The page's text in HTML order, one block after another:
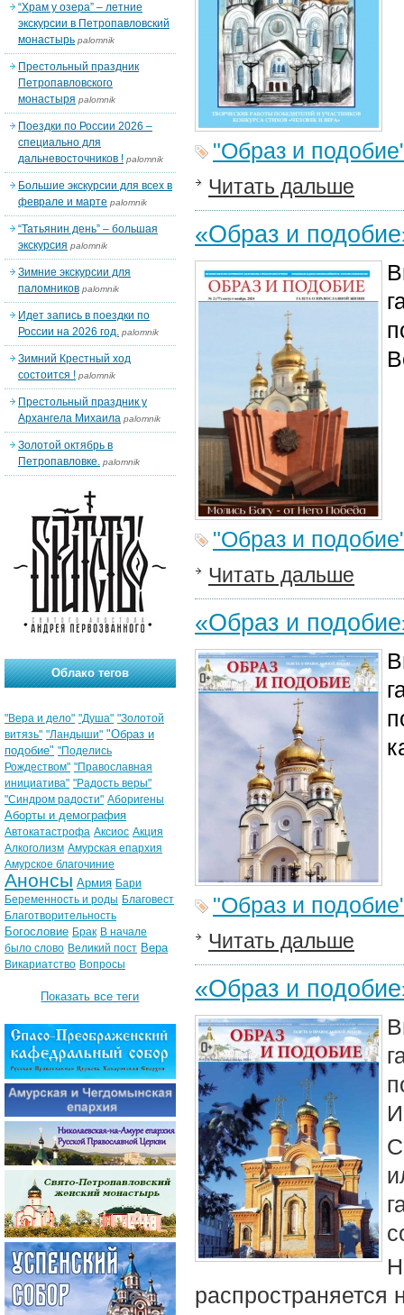
"Образ и
Читать дальше
«Образ и
"Образ и
Читать дальше
«Образ и
"Образ и
Читать дальше
«Образ и
распространяется
“Храм у озера” – летние
экскурсии в Петропавловский
монастырь palomnik
Престольный праздник
Петропавловского
монастыря palomnik
Поездки по России 2026 –
специально для
дальневосточников ! palomnik
Большие экскурсии для всех в
феврале и марте palomnik
“Татьянин день” – большая
экскурсия palomnik
Зимние экскурсии для
паломников palomnik
Идет запись в поездки по
России на 2026 год. palomnik
Зимний Крестный ход
состоится ! palomnik
Престольный праздник у
Архангела Михаила palomnik
Золотой октябрь в
Петропавловке. palomnik
Облако тегов
"Вера и дело" "Душа" "Золотой
витязь" "Ландыши" "Образ и
подобие" "Поделись
Рождеством" "Православная
инициатива" "Радость веры"
"Синдром радости" Аборигены
Аборты и демография
Автокатастрофа Аксиос Акция
Алкоголизм Амурская епархия
Амурское благочиние
Анонсы Армия Бари
Беременность и роды Благовест
Благотворительность
Богословие Брак В начале
было слово Великий пост Вера
Викариатство Вопросы
Показать все теги